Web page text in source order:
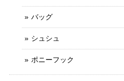
バッグ
シュシュ
ポニーフック